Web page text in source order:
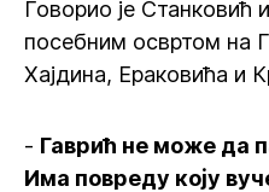
Говорио је Станковић
посебним освртом на
Хајдина, Ераковића и
- Гаврић не може да
Има повреду коју